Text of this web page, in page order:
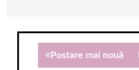
Postare mai nouă